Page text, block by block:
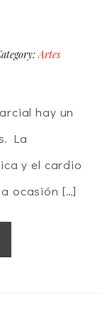
Artes
hay un
La
y el cardio
ocasión […]